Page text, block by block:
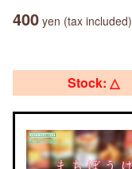
400 yen (tax included)
Stock: △